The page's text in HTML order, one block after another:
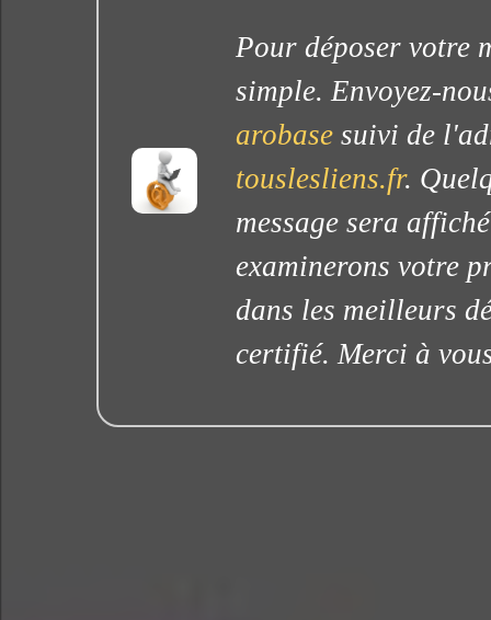
Pour déposer votre
simple. Envoyez-
arobase suivi de
touslesliens.fr.
message sera
examinerons votre
dans les meilleurs
certifié. Merci à